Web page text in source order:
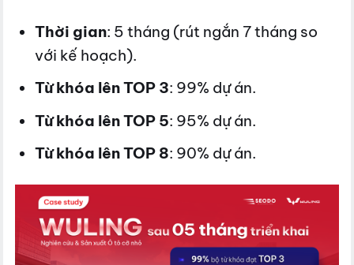
Thời gian: 5 tháng (rút ngắn 7 tháng so
với kế hoạch).
Từ khóa lên TOP 3: 99% dự án.
Từ khóa lên TOP 5: 95% dự án.
Từ khóa lên TOP 8: 90% dự án.